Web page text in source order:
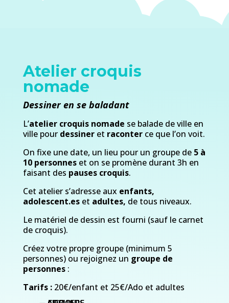
Atelier croquis
nomade
Dessiner en se baladant
L’atelier croquis nomade se balade de ville en
ville pour dessineret raconterce que l’on voit.
On fixe une date, un lieu pour un groupe de 5 à
10 personneset on se promène durant 3h en
faisant des pauses croquis.
Cet atelier s’adresse aux enfants,
adolescent.eset adultes, de tous niveaux.
Le matériel de dessin est fourni (sauf le carnet
de croquis).
Créez votre propre groupe (minimum 5
personnes) ou rejoignez un groupe de
personnes:
Tarifs :20€/enfant et 25€/Ado et adultes